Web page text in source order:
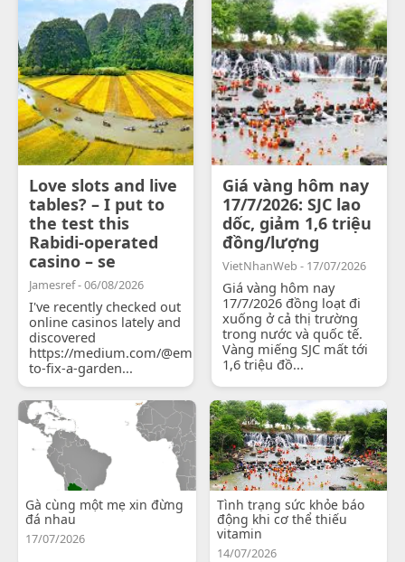
Love slots and live
tables? – I put to
the test this
Rabidi-operated
casino – se
Jamesref - 06/08/2026
I've recently checked out
online casinos lately and
discovered
https://medium.com/@emilyjohnsonready/how-
to-fix-a-garden...
Giá vàng hôm nay
17/7/2026: SJC lao
dốc, giảm 1,6 triệu
đồng/lượng
VietNhanWeb - 17/07/2026
Giá vàng hôm nay
17/7/2026 đồng loạt đi
xuống ở cả thị trường
trong nước và quốc tế.
Vàng miếng SJC mất tới
1,6 triệu đồ...
Gà cùng một mẹ xin đừng
đá nhau
17/07/2026
Tình trạng sức khỏe báo
động khi cơ thể thiếu
vitamin
14/07/2026